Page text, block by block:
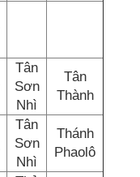
Tân
Sơn
Nhì
Tân
Thành
Tân
Sơn
Nhì
Thánh
Phaolô